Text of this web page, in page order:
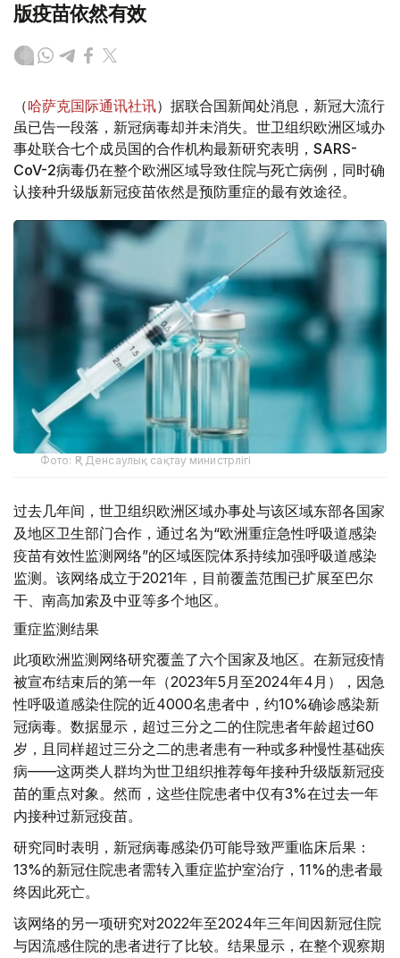
版疫苗依然有效
（哈萨克国际通讯社讯）据联合国新闻处消息，新冠大流行
虽已告一段落，新冠病毒却并未消失。世卫组织欧洲区域办
事处联合七个成员国的合作机构最新研究表明，SARS-
CoV-2病毒仍在整个欧洲区域导致住院与死亡病例，同时确
认接种升级版新冠疫苗依然是预防重症的最有效途径。
Фото: ҚР Денсаулық сақтау министрлігі
过去几年间，世卫组织欧洲区域办事处与该区域东部各国家
及地区卫生部门合作，通过名为“欧洲重症急性呼吸道感染
疫苗有效性监测网络”的区域医院体系持续加强呼吸道感染
监测。该网络成立于2021年，目前覆盖范围已扩展至巴尔
干、南高加索及中亚等多个地区。
重症监测结果
此项欧洲监测网络研究覆盖了六个国家及地区。在新冠疫情
被宣布结束后的第一年（2023年5月至2024年4月），因急
性呼吸道感染住院的近4000名患者中，约10%确诊感染新
冠病毒。数据显示，超过三分之二的住院患者年龄超过60
岁，且同样超过三分之二的患者患有一种或多种慢性基础疾
病——这两类人群均为世卫组织推荐每年接种升级版新冠疫
苗的重点对象。然而，这些住院患者中仅有3%在过去一年
内接种过新冠疫苗。
研究同时表明，新冠病毒感染仍可能导致严重临床后果：
13%的新冠住院患者需转入重症监护室治疗，11%的患者最
终因此死亡。
该网络的另一项研究对2022年至2024年三年间因新冠住院
与因流感住院的患者进行了比较。结果显示，在整个观察期